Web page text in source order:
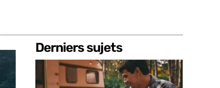
Derniers sujets